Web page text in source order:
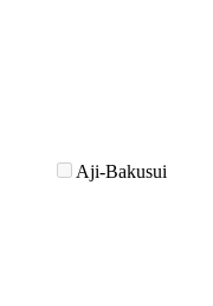
Aji-Bakusui